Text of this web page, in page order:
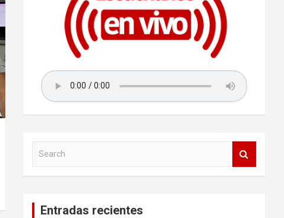
Entradas recientes